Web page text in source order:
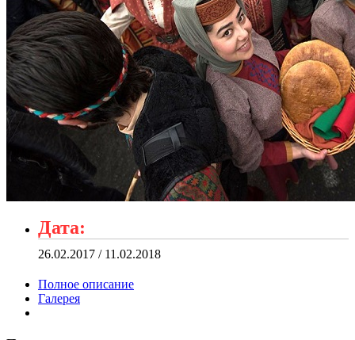
Дата:
26.02.2017 / 11.02.2018
Полное описание
Галерея